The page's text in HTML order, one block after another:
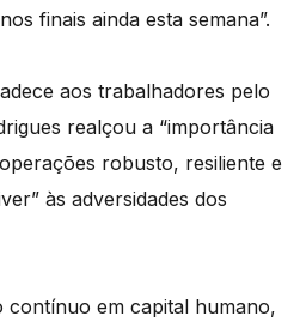
finais ainda esta semana”.
aos trabalhadores pelo
realçou a “importância
robusto, resiliente e
às adversidades dos
contínuo em capital humano,